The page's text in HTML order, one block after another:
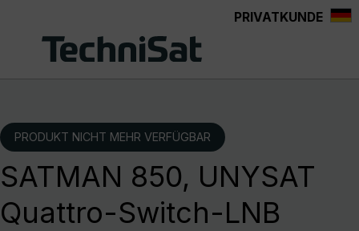
PRIVATKUNDE
PRODUKT NICHT MEHR VERFÜGBAR
SATMAN 850, UNYSAT
Quattro-Switch-LNB